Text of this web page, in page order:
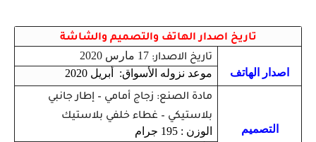
تاريخ اصدار الهاتف والتصميم والشاشة
اصدار الهاتف
تاريخ الاصدار: 17 مارس 2020
موعد نزوله الأسواق: أبريل 2020
التصميم
مادة الصنع: زجاج أمامي – إطار جانبي
بلاستيكي – غطاء خلفي بلاستيك
الوزن : 195 جرام